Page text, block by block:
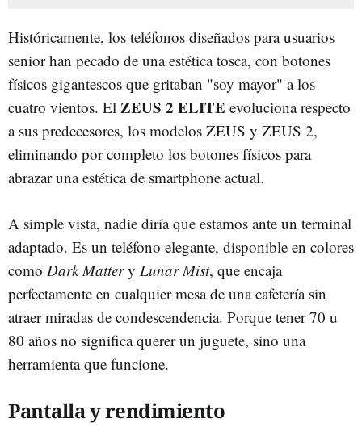
Históricamente, los teléfonos diseñados para usuarios
senior han pecado de una estética tosca, con botones
físicos gigantescos que gritaban "soy mayor" a los
cuatro vientos. El ZEUS 2 ELITE evoluciona respecto
a sus predecesores, los modelos ZEUS y ZEUS 2,
eliminando por completo los botones físicos para
abrazar una estética de smartphone actual.
A simple vista, nadie diría que estamos ante un terminal
adaptado. Es un teléfono elegante, disponible en colores
como Dark Mattery Lunar Mist, que encaja
perfectamente en cualquier mesa de una cafetería sin
atraer miradas de condescendencia. Porque tener 70 u
80 años no significa querer un juguete, sino una
herramienta que funcione.
Pantalla y rendimiento